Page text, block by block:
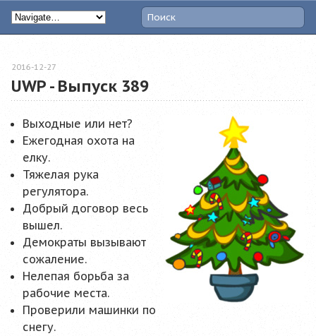
UWP - Выпуск 389
2016-12-27
Выходные или нет?
Ежегодная охота на
елку.
Тяжелая рука
регулятора.
Добрый договор весь
вышел.
Демократы вызывают
сожаление.
Нелепая борьба за
рабочие места.
Проверили машинки по
снегу.